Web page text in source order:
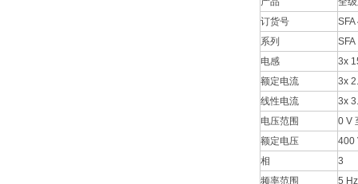
订货号
系列
SFA
电感
3x
额定电流
3x
线性电流
3x
电压范围
0 V
额定电压
400
相
3
频率范围
5